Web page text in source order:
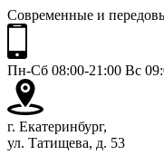
Современные и
Пн-Сб 08:00-21:00 Вс
г. Екатеринбург,
ул. Татищева, д. 53